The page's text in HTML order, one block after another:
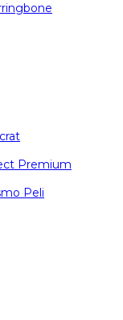
Premium
Peli